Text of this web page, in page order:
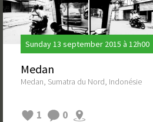
Sunday 13 september 2015 à 12h00
Medan
Medan, Sumatra du Nord, Indonésie
1 0